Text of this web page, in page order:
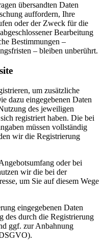
übersandten Daten
auffordern, Ihre
oder der Zweck für die
Bearbeitung
Bestimmungen –
– bleiben unberührt.
um zusätzliche
dazu eingegebenen Daten
des jeweiligen
registriert haben. Die bei
müssen vollständig
wir die Registrierung
oder bei
wir die bei der
um Sie auf diesem Wege
eingegebenen Daten
des durch die Registrierung
ggf. zur Anbahnung